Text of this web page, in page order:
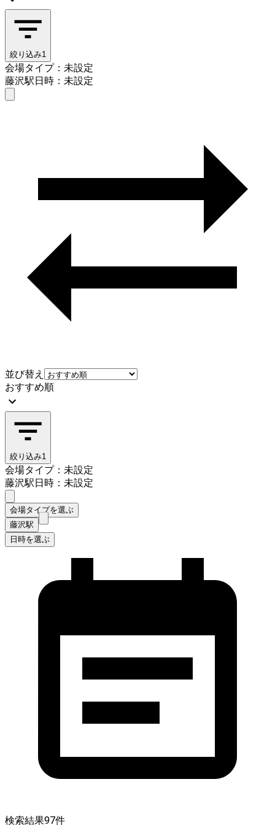
絞り込み1
会場タイプ：未設定
藤沢駅日時：未設定
並び替え
おすすめ順
絞り込み1
会場タイプ：未設定
藤沢駅日時：未設定
会場タイプを選ぶ
藤沢駅
日時を選ぶ
検索結果97件